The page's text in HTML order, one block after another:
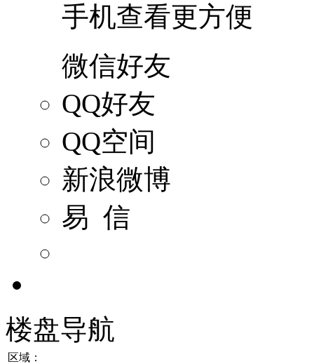
手机查看更方便
微信好友
QQ好友
QQ空间
新浪微博
易 信
楼盘导航
区域：